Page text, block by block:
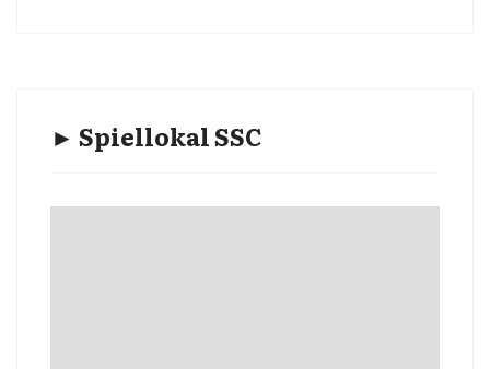
► Spiellokal SSC